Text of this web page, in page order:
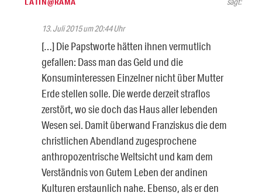
13. Juli 2015 um 20:44 Uhr
[…] Die Papstworte hätten ihnen vermutlich
gefallen: Dass man das Geld und die
Konsuminteressen Einzelner nicht über Mutter
Erde stellen solle. Die werde derzeit straflos
zerstört, wo sie doch das Haus aller lebenden
Wesen sei. Damit überwand Franziskus die dem
christlichen Abendland zugesprochene
anthropozentrische Weltsicht und kam dem
Verständnis von Gutem Leben der andinen
Kulturen erstaunlich nahe. Ebenso, als er den